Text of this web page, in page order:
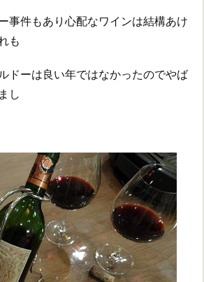
事件もあり心配なワインは結構あけ
も
ドーは良い年ではなかったのでやば
し